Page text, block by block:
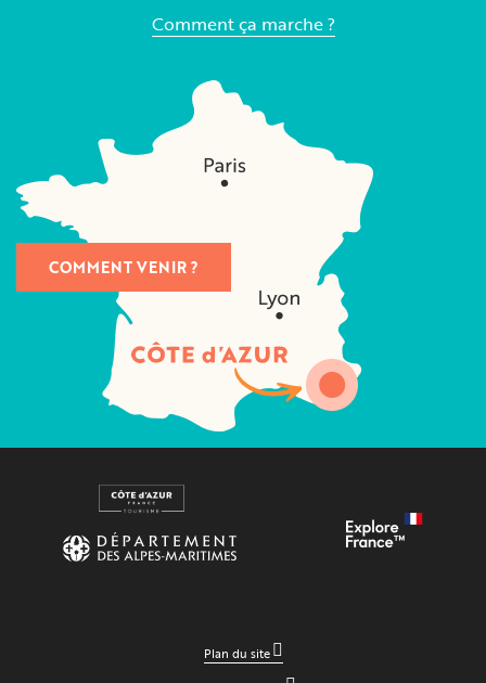
Comment ça marche ?
COMMENT VENIR ?
Plan du site